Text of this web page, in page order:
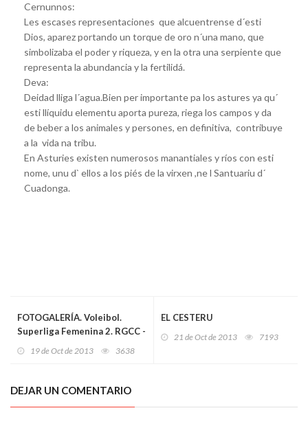
Cernunnos:
Les escases representaciones que alcuentrense d´esti
Dios, aparez portando un torque de oro n´una mano, que
simbolizaba el poder y riqueza, y en la otra una serpiente que
representa la abundancia y la fertilidá.
Deva:
Deidad lliga l´agua.Bien per importante pa los astures ya qu´
esti llíquidu elementu aporta pureza, riega los campos y da
de beber a los animales y persones, en definitiva, contribuye
a la vida na tribu.
En Asturies existen numerosos manantiales y ríos con esti
nome, unu d` ellos a los piés de la virxen ,ne l Santuariu d´
Cuadonga.
FOTOGALERÍA. Voleibol.
Superliga Femenina 2. RGCC -
CAEP Soria
19 de Oct de 2013 3638
EL CESTERU
21 de Oct de 2013 7193
DEJAR UN COMENTARIO